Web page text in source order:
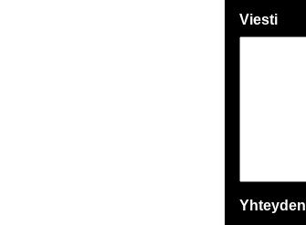
Viesti